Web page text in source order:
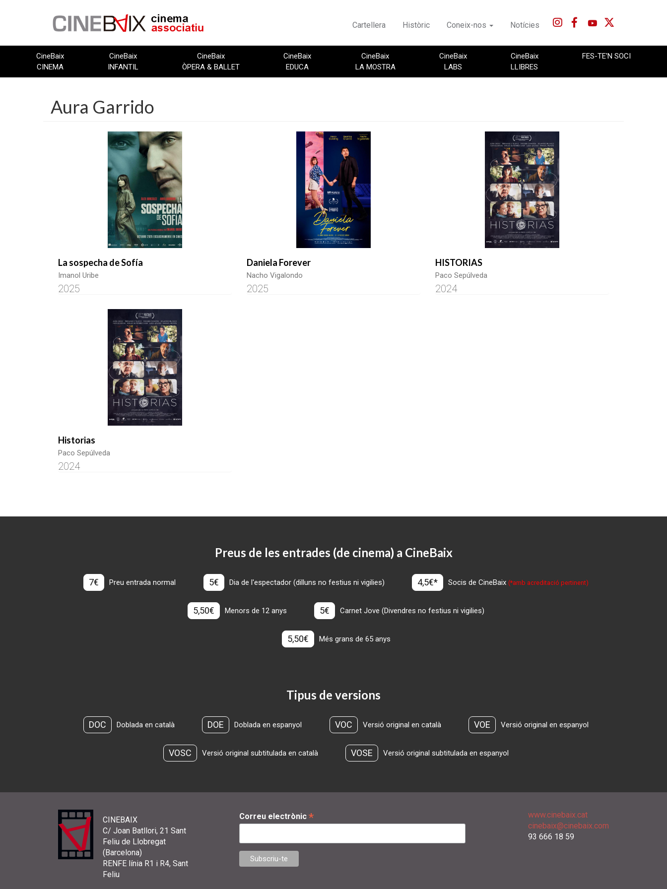
Cartellera Històric Coneix-nos Notícies
CineBaix
CINEMA
CineBaix
INFANTIL
CineBaix
ÒPERA & BALLET
CineBaix
EDUCA
CineBaix
LA MOSTRA
CineBaix
LABS
CineBaix
LLIBRES
FES-TE'N SOCI
Aura Garrido
La sospecha de Sofía
Imanol Uribe
2025
Daniela Forever
Nacho Vigalondo
2025
HISTORIAS
Paco Sepúlveda
2024
Historias
Paco Sepúlveda
2024
Preus de les entrades (de cinema) a CineBaix
7€ Preu entrada normal 5€ Dia de l'espectador (dilluns no festius ni vigilies) 4,5€* Socis de CineBaix(*amb acreditació pertinent)
5,50€ Menors de 12 anys 5€ Carnet Jove (Divendres no festius ni vigilies)
5,50€ Més grans de 65 anys
Tipus de versions
DOC Doblada en català DOE Doblada en espanyol VOC Versió original en català VOE Versió original en espanyol
VOSC Versió original subtitulada en català VOSE Versió original subtitulada en espanyol
CINEBAIX
C/ Joan Batllori, 21 Sant
Feliu de Llobregat
(Barcelona)
RENFE línia R1 i R4, Sant
Feliu
Correu electrònic *
www.cinebaix.cat
cinebaix@cinebaix.com
93 666 18 59